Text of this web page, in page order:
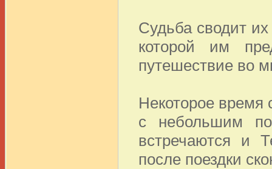
Судьба сводит
которой им
путешествие во
Некоторое время
с небольшим
встречаются и
после поездки